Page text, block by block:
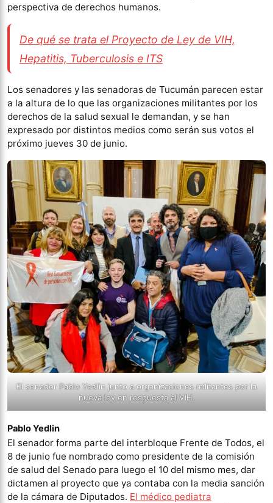
perspectiva de derechos humanos.
De qué se trata el Proyecto de Ley de VIH,
Hepatitis, Tuberculosis e ITS
Los senadores y las senadoras de Tucumán parecen estar
a la altura de lo que las organizaciones militantes por los
derechos de la salud sexual le demandan, y se han
expresado por distintos medios como serán sus votos el
próximo jueves 30 de junio.
El senador Pablo Yedlin junto a organizaciones militantes por la
nueva ley en respuesta al VIH.
Pablo Yedlin
El senador forma parte del interbloque Frente de Todos, el
8 de junio fue nombrado como presidente de la comisión
de salud del Senado para luego el 10 del mismo mes, dar
dictamen al proyecto que ya contaba con la media sanción
de la cámara de Diputados. El médico pediatra